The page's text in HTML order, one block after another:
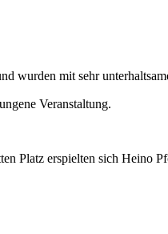
wurden mit sehr
Veranstaltung.
Platz erspielten sich Heino